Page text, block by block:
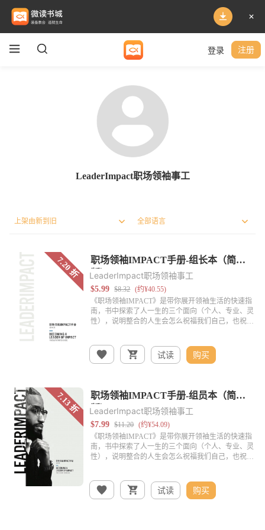
登录 注册
LeaderImpact职场领袖事工
LeaderImpact职场领袖事工
试读 购买
LeaderImpact职场领袖事工
试读 购买